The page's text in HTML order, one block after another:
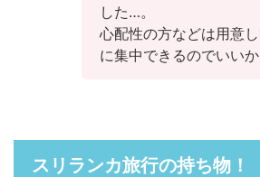
した…。
心配性の方などは用意
に集中できるのでいい
スリランカ旅行の持ち物！